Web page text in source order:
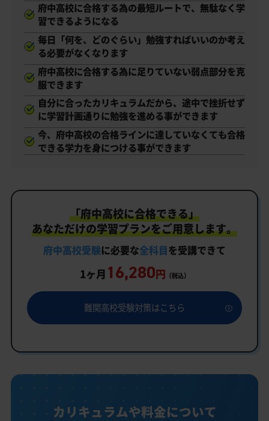
府中高校に合格する為の最短ルートで、無駄なく学
習できるようになる
毎日「何を、どのぐらい」勉強すればいいのか考え
る必要がなくなります
府中高校に合格する為に足りていない弱点部分を克
服できます
自分に合ったカリキュラムだから、途中で挫折せず
に学習計画通りに勉強を進める事ができます
今、府中高校の合格ラインに達していなくても合格
できる学力を身につける事ができます
「府中高校に合格できる」
あなただけの学習プランをご用意します。
府中高校受験に必要な全科目を受講できて
1ヶ月 16,280円 （税込）
難関高校受験対策はこちら
カリキュラムや料金について